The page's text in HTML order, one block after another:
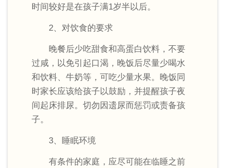
时间较好是在孩子满1岁半以后。
2、对饮食的要求
晚餐后少吃甜食和高蛋白饮料，不要
过咸，以免引起口渴，晚饭后尽量少喝水
和饮料、牛奶等，可吃少量水果。晚饭同
时家长应该给孩子以鼓励，并提醒孩子夜
间起床排尿。切勿因遗尿而惩罚或责备孩
子。
3、睡眠环境
有条件的家庭，应尽可能在临睡之前